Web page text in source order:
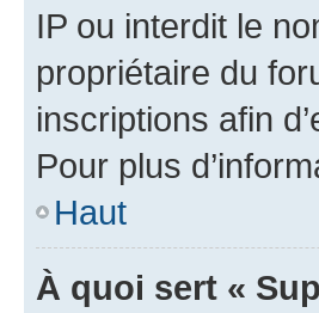
IP ou interdit le
propriétaire du
inscriptions afin
Pour plus
Haut
À quoi sert «